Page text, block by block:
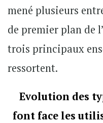
mené plusieurs
de premier plan de
trois principaux
ressortent.
Evolution des
font face les